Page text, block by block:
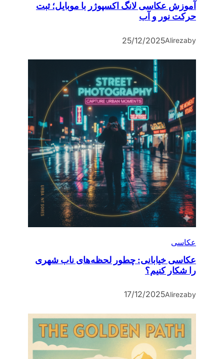
آموزش عکاسی لانگ اکسپوژر با موبایل؛ ثبت
حرکت نور و آب
by
Alireza
25/12/2025
عکاسی
عکاسی خیابانی: چطور لحظه‌های ناب شهری
را شکار کنیم؟
by
Alireza
17/12/2025